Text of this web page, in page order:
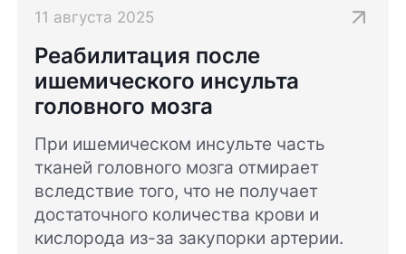
11 августа 2025
Реабилитация после
ишемического инсульта
головного мозга
При ишемическом инсульте часть
тканей головного мозга отмирает
вследствие того, что не получает
достаточного количества крови и
кислорода из-за закупорки артерии.